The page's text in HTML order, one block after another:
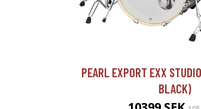
PEARL EXPORT EXX
BLACK)